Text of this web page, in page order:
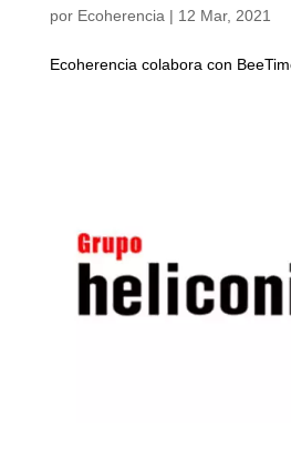
por Ecoherencia | 12 Mar, 2021
Ecoherencia colabora con